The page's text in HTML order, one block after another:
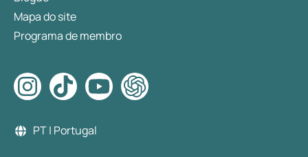
Mapa do site
Programa de membro
PT | Portugal